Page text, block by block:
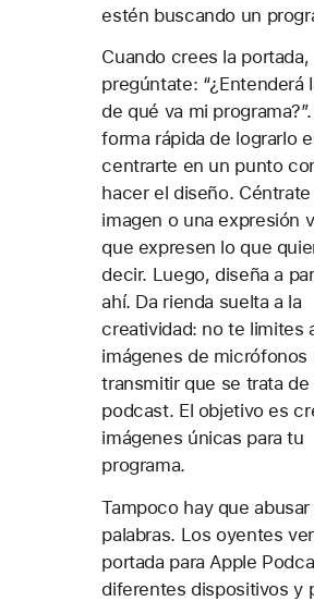
estén buscando un
Cuando crees la portada,
pregúntate: “¿Entenderá
de qué va mi
forma rápida de lograrlo
centrarte en un punto
hacer el diseño.
imagen o una expresión
que expresen lo que
decir. Luego, diseña a
ahí. Da rienda suelta a la
creatividad: no te limites
imágenes de micrófonos
transmitir que se trata de
podcast. El objetivo es
imágenes únicas para tu
programa.
Tampoco hay que abusar
palabras. Los oyentes
portada para Apple
diferentes dispositivos y